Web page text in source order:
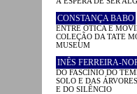
CONSTANÇA BABO
ENTRE ÓTICA E
COLEÇÃO DA TATE
MUSEUM
INÊS FERREIRA-
DO FASCÍNIO DO
SOLO E DAS
E DO SILÊNCIO